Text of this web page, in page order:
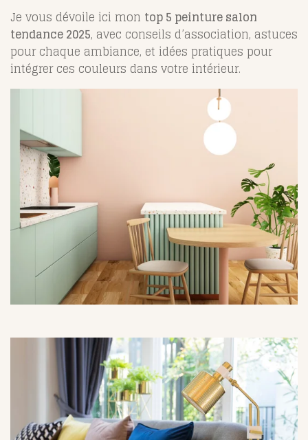
Je vous dévoile ici mon top 5 peinture salon
tendance 2025, avec conseils d’association, astuces
pour chaque ambiance, et idées pratiques pour
intégrer ces couleurs dans votre intérieur.